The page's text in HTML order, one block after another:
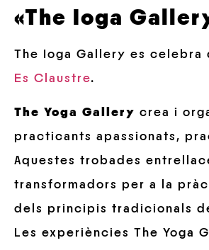
«The Ioga
The Ioga Gallery es celebra
Es Claustre.
The Yoga Gallery crea i
practicants apassionats,
Aquestes trobades
transformadors per a la
dels principis tradicionals
Les experiències The Yoga